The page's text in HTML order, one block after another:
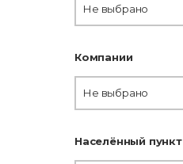
Не выбрано
Компании
Не выбрано
Населённый пункт